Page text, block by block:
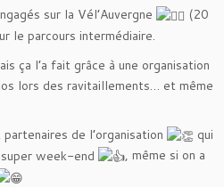
sur la Vél’Auvergne
(20
le parcours intermédiaire.
ça l’a fait grâce à une organisation
lors des ravitaillements… et même
de l’organisation
qui
week-end
, même si on a